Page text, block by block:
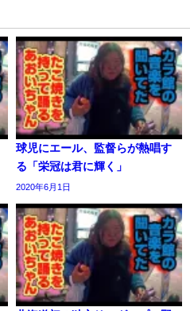
球児にエール、監督らが熱唱す
る「栄冠は君に輝く」
2020年6月1日